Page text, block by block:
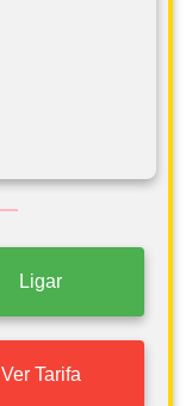
Ligar
Ver Tarifa